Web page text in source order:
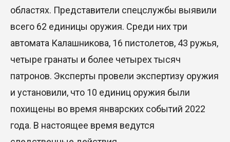
областях. Представители спецслужбы выявили
всего 62 единицы оружия. Среди них три
автомата Калашникова, 16 пистолетов, 43 ружья,
четыре гранаты и более четырех тысяч
патронов. Эксперты провели экспертизу оружия
и установили, что 10 единиц оружия были
похищены во время январских событий 2022
года. В настоящее время ведутся